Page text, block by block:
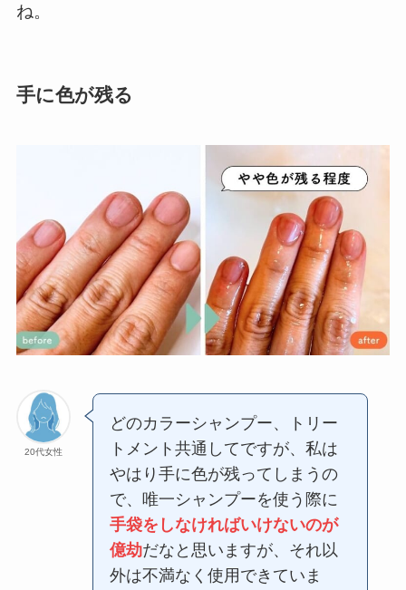
ね。
手に色が残る
20代女性
どのカラーシャンプー、トリー
トメント共通してですが、私は
やはり手に色が残ってしまうの
で、唯一シャンプーを使う際に
手袋をしなければいけないのが
億劫だなと思いますが、それ以
外は不満なく使用できていま